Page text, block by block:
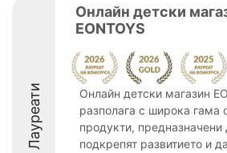
Лауреати
Онлайн детски
EONTOYS
Онлайн детски магазин
разполага с широка гама
продукти, предназначени
подкрепят развитието и